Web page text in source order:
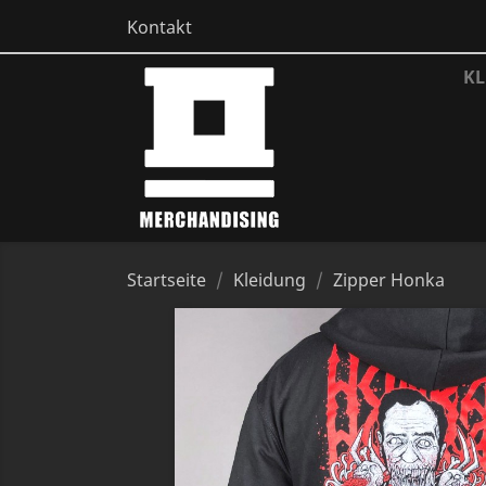
Kontakt
Startseite Kleidung Zipper Honka